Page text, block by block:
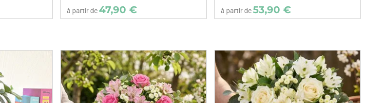
à partir de47,90 € à partir de53,90 €